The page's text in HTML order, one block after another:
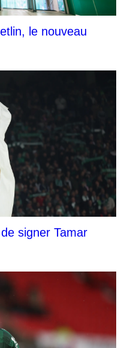
le nouveau
signer Tamar